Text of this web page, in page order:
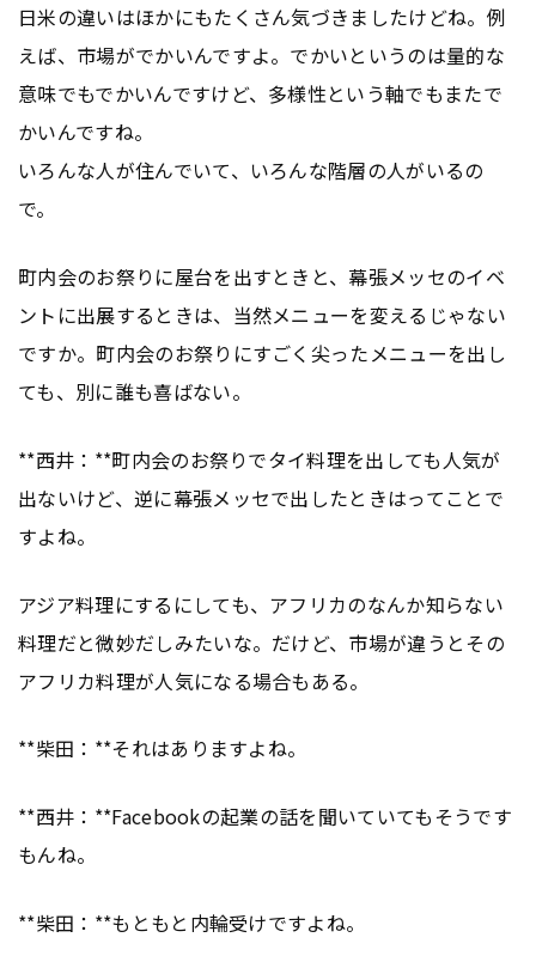
日米の違いはほかにもたくさん気づきましたけどね。例
えば、市場がでかいんですよ。でかいというのは量的な
意味でもでかいんですけど、多様性という軸でもまたで
かいんですね。
いろんな人が住んでいて、いろんな階層の人がいるの
で。
町内会のお祭りに屋台を出すときと、幕張メッセのイベ
ントに出展するときは、当然メニューを変えるじゃない
ですか。町内会のお祭りにすごく尖ったメニューを出し
ても、別に誰も喜ばない。
**西井：**町内会のお祭りでタイ料理を出しても人気が
出ないけど、逆に幕張メッセで出したときはってことで
すよね。
アジア料理にするにしても、アフリカのなんか知らない
料理だと微妙だしみたいな。だけど、市場が違うとその
アフリカ料理が人気になる場合もある。
**柴田：**それはありますよね。
**西井：**Facebookの起業の話を聞いていてもそうです
もんね。
**柴田：**もともと内輪受けですよね。